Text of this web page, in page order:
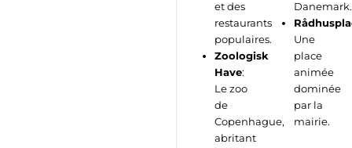
et des
restaurants
populaires.
Zoologisk
Have:
Le zoo
de
Copenhague,
abritant
Danemark.
Une
place
animée
dominée
par la
mairie.